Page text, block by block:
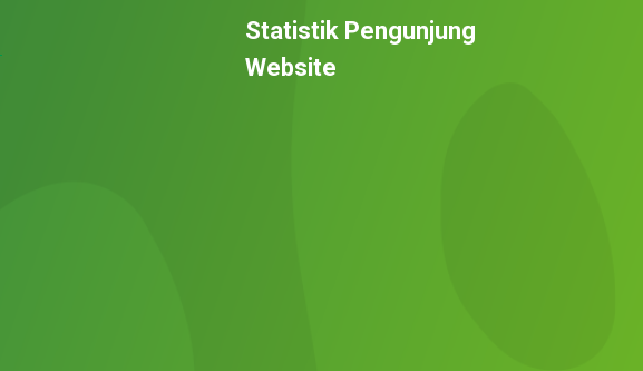
Statistik Pengunjung
Website